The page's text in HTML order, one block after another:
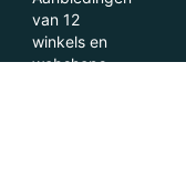
van 12
winkels en
webshops